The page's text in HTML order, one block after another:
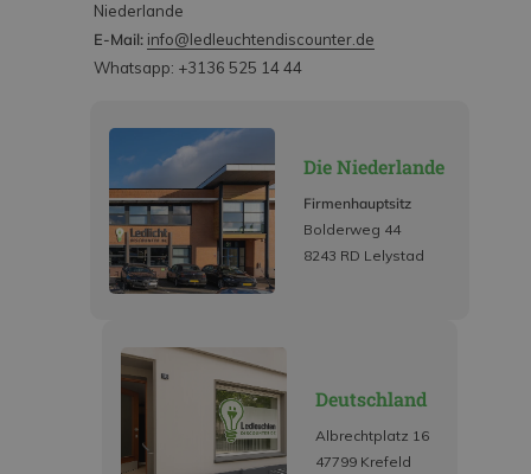
Niederlande
E-Mail: info@ledleuchtendiscounter.de
Whatsapp: +3136 525 14 44
Die Niederlande
Firmenhauptsitz
Bolderweg 44
8243 RD Lelystad
Deutschland
Albrechtplatz 16
47799 Krefeld